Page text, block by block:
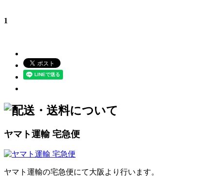
1
ヤマト運輸 宅急便
ヤマト運輸の宅急便にて大阪より行います。